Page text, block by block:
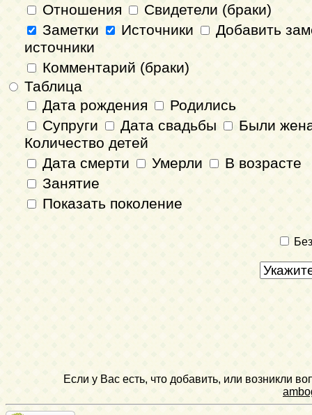
Отношения
Свидетели (браки)
Заметки
Источники
Добавить
источники
Комментарий (браки)
Таблица
Дата рождения
Родились
Супруги
Дата свадьбы
Были
Количество детей
Дата смерти
Умерли
В возрасте
Занятие
Показать поколение
Если у Вас есть, что добавить, или возникли